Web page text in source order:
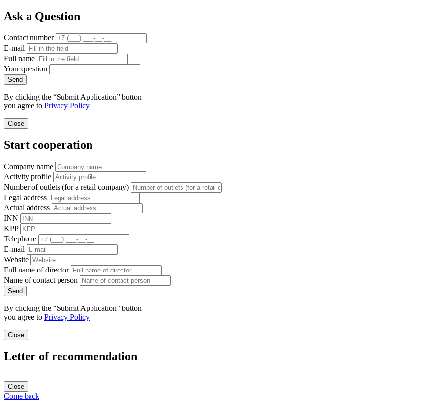
Ask a Question
Contact number
E-mail
Full name
Your question
Send
By clicking the “Submit Application” button
you agree to Privacy Policy
Close
Start cooperation
Company name
Activity profile
Number of outlets (for a retail company)
Legal address
Actual address
INN
KPP
Telephone
E-mail
Website
Full name of director
Name of contact person
Send
By clicking the “Submit Application” button
you agree to Privacy Policy
Close
Letter of recommendation
Close
Come back